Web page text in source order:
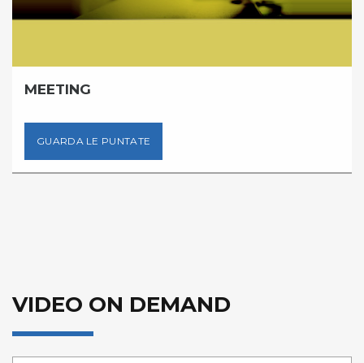
MEETING
GUARDA LE PUNTATE
VIDEO ON DEMAND